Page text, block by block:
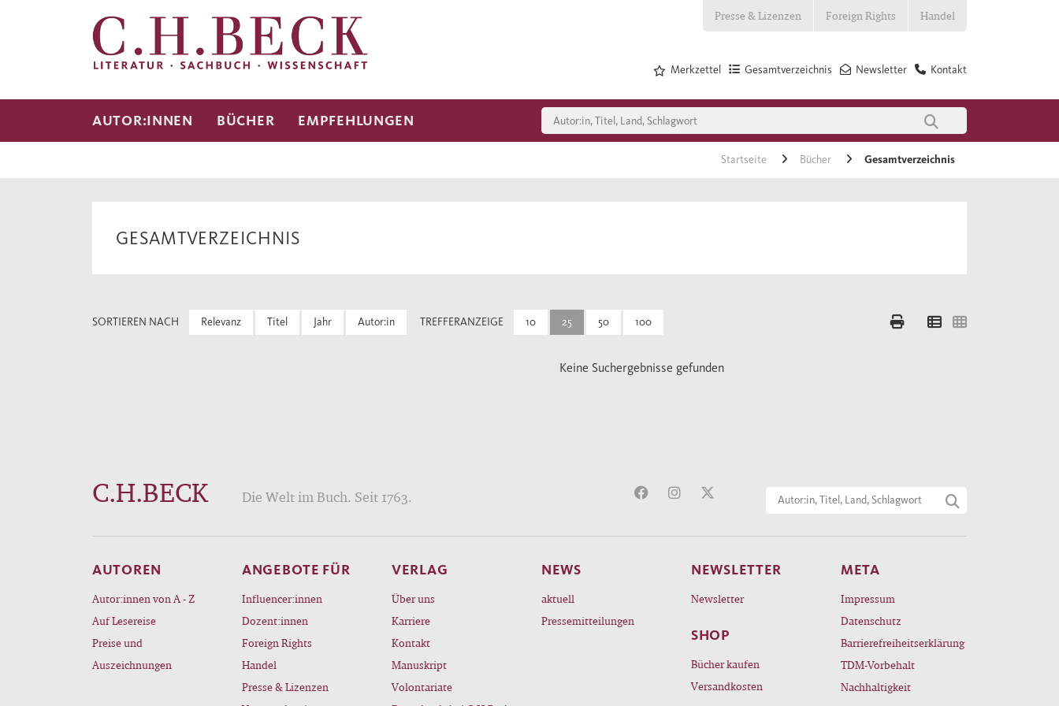
Presse & Lizenzen Foreign Rights Handel
Kontakt
Newsletter
Gesamtverzeichnis
Merkzettel
AUTOR:INNEN BÜCHER EMPFEHLUNGEN
Startseite Bücher Gesamtverzeichnis
GESAMTVERZEICHNIS
SORTIEREN NACH Relevanz Titel Jahr Autor:in TREFFERANZEIGE 10 25 50 100
Keine Suchergebnisse gefunden
C.H.BECK Die Welt im Buch. Seit 1763.
AUTOREN
Autor:innen von A - Z
Auf Lesereise
Preise und
Auszeichnungen
ANGEBOTE FÜR
Influencer:innen
Dozent:innen
Foreign Rights
Handel
Presse & Lizenzen
VERLAG
Über uns
Karriere
Kontakt
Manuskript
Volontariate
NEWS
aktuell
Pressemitteilungen
NEWSLETTER
Newsletter
SHOP
Bücher kaufen
Versandkosten
META
Impressum
Datenschutz
Barrierefreiheitserklärung
TDM-Vorbehalt
Nachhaltigkeit